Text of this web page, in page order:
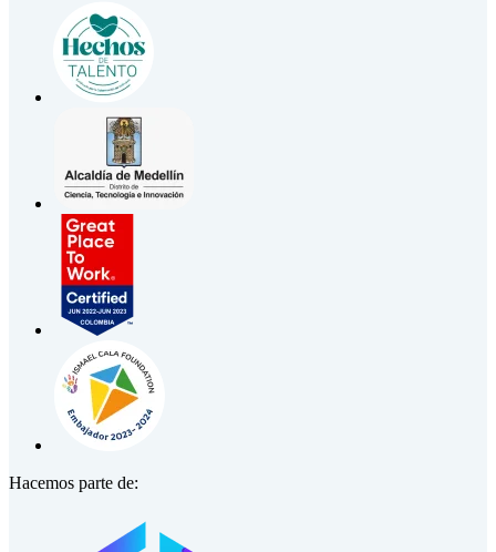
Hacemos parte de: